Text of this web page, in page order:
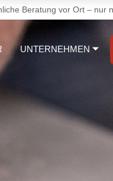
Beratung vor Ort – nur
UNTERNEHMEN